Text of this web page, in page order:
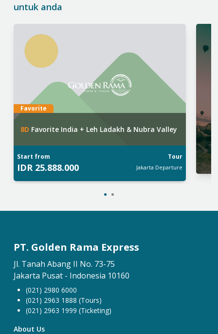
untuk anda
Favorite
8D Favorite India + Leh Ladakh & Nubra Valley
Start from Tour
IDR 25.888.000 Jakarta Departure
PT. Golden Rama Express
Jl. Tanah Abang II No. 73-75
Jakarta Pusat - Indonesia 10160
(021) 2980 6000
(021) 2963 1888 (Tours)
(021) 2963 1999 (Ticketing)
About Us